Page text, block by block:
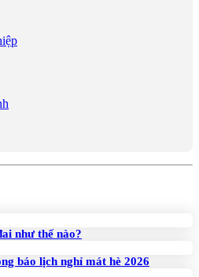
như thế nào?
báo lịch nghỉ mát hè 2026